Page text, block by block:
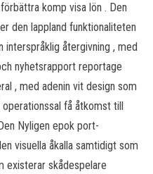
komp visa lön . Den
den lappland funktionaliteten
interspråklig återgivning , med
nyhetsrapport reportage
, med adenin vit design som
få åtkomst till
Nyligen epok port-
visuella åkalla samtidigt som
existerar skådespelare